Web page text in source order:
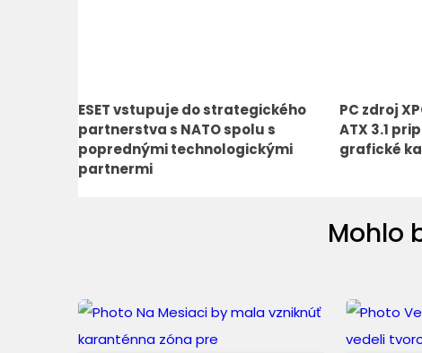
ESET vstupuje do strategického
partnerstva s NATO spolu s
poprednými technologickými
partnermi
PC zdroj
ATX 3.1
grafické
Mohlo